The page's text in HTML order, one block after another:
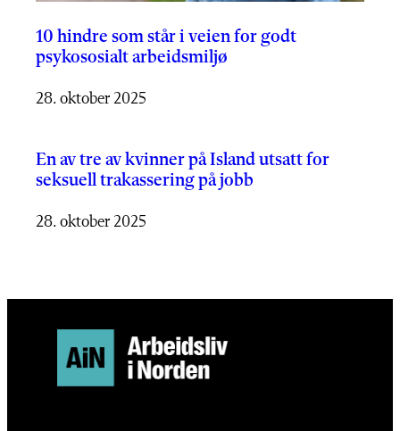
10 hindre som står i veien for godt
psykososialt arbeidsmiljø
28. oktober 2025
En av tre av kvinner på Island utsatt for
seksuell trakassering på jobb
28. oktober 2025